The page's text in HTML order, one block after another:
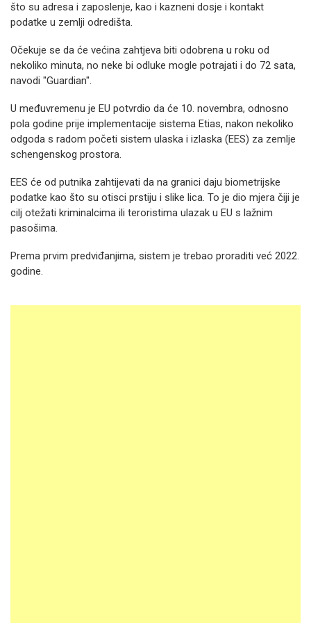
što su adresa i zaposlenje, kao i kazneni dosje i kontakt
podatke u zemlji odredišta.
Očekuje se da će većina zahtjeva biti odobrena u roku od
nekoliko minuta, no neke bi odluke mogle potrajati i do 72 sata,
navodi "Guardian".
U međuvremenu je EU potvrdio da će 10. novembra, odnosno
pola godine prije implementacije sistema Etias, nakon nekoliko
odgoda s radom početi sistem ulaska i izlaska (EES) za zemlje
schengenskog prostora.
EES će od putnika zahtijevati da na granici daju biometrijske
podatke kao što su otisci prstiju i slike lica. To je dio mjera čiji je
cilj otežati kriminalcima ili teroristima ulazak u EU s lažnim
pasošima.
Prema prvim predviđanjima, sistem je trebao proraditi već 2022.
godine.